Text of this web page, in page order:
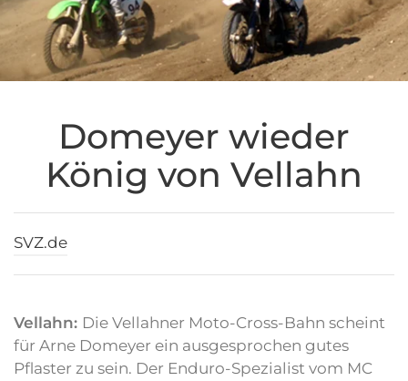
Domeyer wieder
König von Vellahn
SVZ.de
Vellahn: Die Vellahner Moto-Cross-Bahn scheint
für Arne Domeyer ein ausgesprochen gutes
Pflaster zu sein. Der Enduro-Spezialist vom MC